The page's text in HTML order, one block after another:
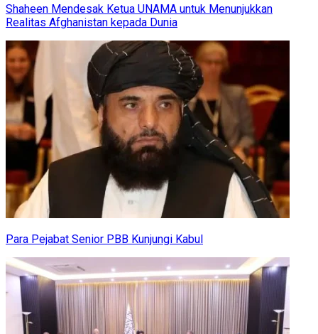
Shaheen Mendesak Ketua UNAMA untuk Menunjukkan
Realitas Afghanistan kepada Dunia
Para Pejabat Senior PBB Kunjungi Kabul